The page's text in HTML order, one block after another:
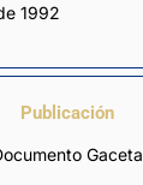
1992
Publicación
Gaceta